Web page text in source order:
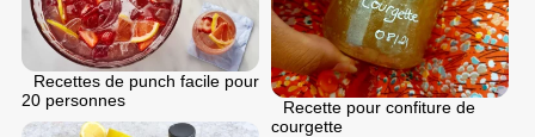
Recette pour confiture de
courgette
Recettes de punch facile pour
20 personnes